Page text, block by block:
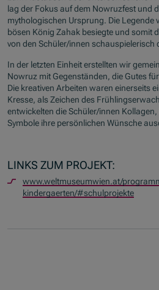
lag der Fokus auf dem Nowruzfest und
mythologischen Ursprung. Die Legende
bösen König Zahak besiegte und somit
von den Schüler/innen schauspielerisch
In der letzten Einheit erstellten wir
Nowruz mit Gegenständen, die Gutes
Die kreativen Arbeiten waren einerseits
Kresse, als Zeichen des
entwickelten die Schüler/innen Kollagen,
Symbole ihre persönlichen Wünsche
LINKS ZUM PROJEKT:
www.weltmuseumwien.at/
kindergaerten/#schulprojekte